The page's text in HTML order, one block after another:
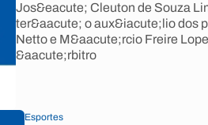
Jos&eacute; Cleuton de Souza
ter&aacute; o aux&iacute;lio dos
Netto e M&aacute;rcio Freire
&aacute;rbitro
Esportes